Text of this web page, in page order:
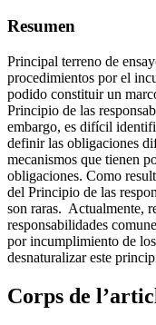
Resumen
Principal terreno de
procedimientos por el
podido constituir un
Principio de las
embargo, es difícil
definir las obligaciones
mecanismos que tienen
obligaciones. Como
del Principio de las
son raras. Actualmente,
responsabilidades
por incumplimiento de
desnaturalizar este
Corps de